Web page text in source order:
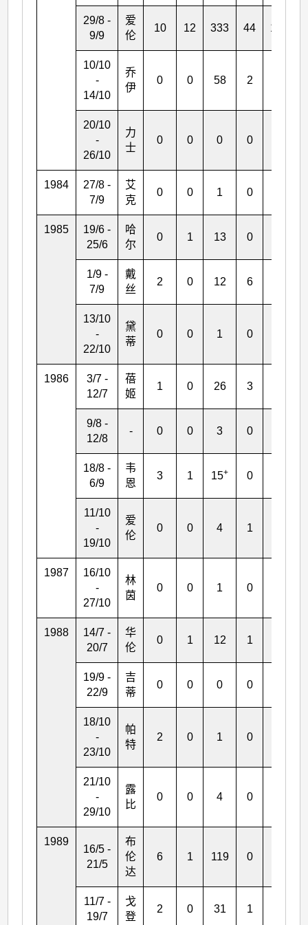
29/8 -
9/9
爱
伦
10 12 333 44 135
10/10
-
14/10
乔
伊
0 0 58 2
20/10
-
26/10
力
士
0 0 0 0
1984
27/8 -
7/9
艾
克
0 0 1 0
1985
19/6 -
25/6
哈
尔
0 1 13 0
1/9 -
7/9
戴
丝
2 0 12 6
13/10
-
22/10
黛
蒂
0 0 1 0
1986
3/7 -
12/7
蓓
姬
1 0 26 3
9/8 -
12/8
- 0 0 3 0
18/8 -
6/9
韦
恩
3 1 15+ 0
11/10
-
19/10
爱
伦
0 0 4 1
1987
16/10
-
27/10
林
茵
0 0 1 0
1988
14/7 -
20/7
华
伦
0 1 12 1
19/9 -
22/9
吉
蒂
0 0 0 0
18/10
-
23/10
帕
特
2 0 1 0
21/10
-
29/10
露
比
0 0 4 0
1989
16/5 -
21/5
布
伦
达
6 1 119 0
11/7 -
19/7
戈
登
2 0 31 1